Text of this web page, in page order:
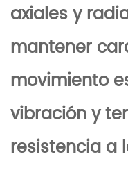
axiales y
mantener
movimiento
vibración y
resistencia a